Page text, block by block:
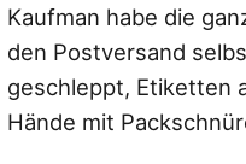
Kaufman habe die
den Postversand
geschleppt, Etiketten
Hände mit